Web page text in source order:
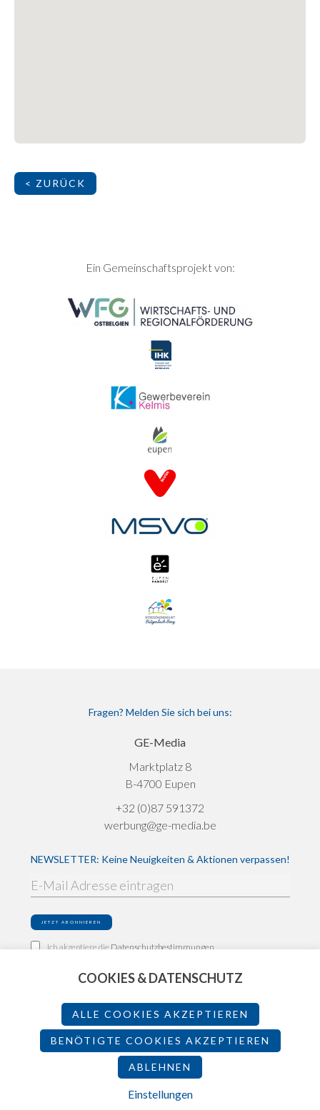
< ZURÜCK
SEITENFUSSEin Gemeinschaftsprojekt von:
Fragen? Melden Sie sich bei uns:
GE-Media
Marktplatz 8
B-4700 Eupen
+32 (0)87 591372
werbung@ge-media.be
NEWSLETTER: Keine Neuigkeiten & Aktionen verpassen!
Ich akzeptiere die Datenschutzbestimmungen
Impressum
Datenschutz
Teilnahmebedingungen
2026 - Made by
COOKIES & DATENSCHUTZ
ALLE COOKIES AKZEPTIEREN
BENÖTIGTE COOKIES AKZEPTIEREN
ABLEHNEN
Einstellungen